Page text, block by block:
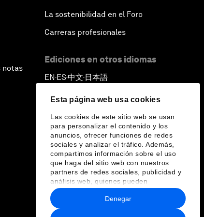
Esta página web usa cookies
Las cookies de este sitio web se usan
para personalizar el contenido y los
anuncios, ofrecer funciones de redes
sociales y analizar el tráfico. Además,
compartimos información sobre el uso
que haga del sitio web con nuestros
partners de redes sociales, publicidad y
análisis web, quienes pueden
combinarla con otra información que les
haya proporcionado o que hayan
recopilado a partir del uso que haya
Denegar
notas
La sostenibilidad en el Foro
Carreras profesionales
Ediciones en otros idiomas
EN ▪ ES▪中文▪ 日本語